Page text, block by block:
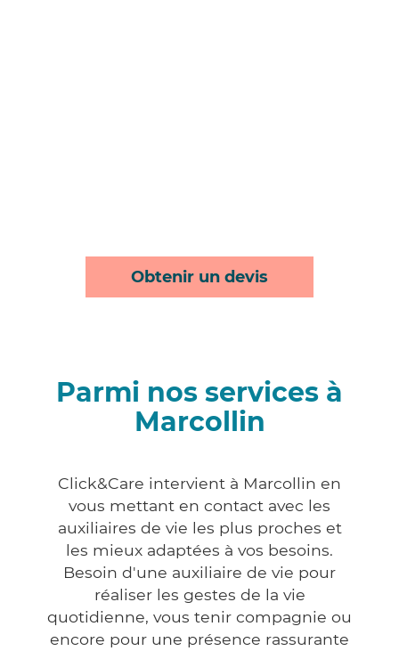
Obtenir un devis
Parmi nos services à
Marcollin
Click&Care intervient à Marcollin en
vous mettant en contact avec les
auxiliaires de vie les plus proches et
les mieux adaptées à vos besoins.
Besoin d'une auxiliaire de vie pour
réaliser les gestes de la vie
quotidienne, vous tenir compagnie ou
encore pour une présence rassurante